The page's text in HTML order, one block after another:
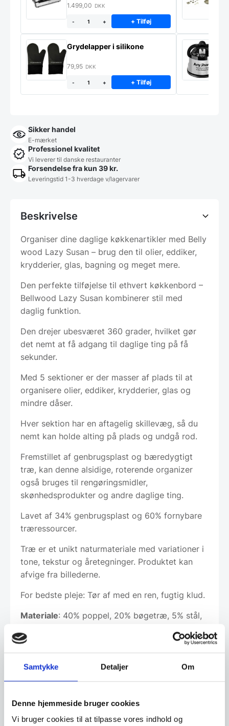
Samtykke Detaljer Om
Denne hjemmeside bruger cookies
Vi bruger cookies til at tilpasse vores indhold og
1.499,00 DKK
- + + Tilføj
Grydelapper i silikone
79,95 DKK
- + + Tilføj
Sikker handel
E-mærket
Professionel kvalitet
Vi leverer til danske restauranter
Forsendelse fra kun 39 kr.
Leveringstid 1-3 hverdage v/lagervarer
Beskrivelse
Organiser dine daglige køkkenartikler med Belly
wood Lazy Susan – brug den til olier, eddiker,
krydderier, glas, bagning og meget mere.
Den perfekte tilføjelse til ethvert køkkenbord –
Bellwood Lazy Susan kombinerer stil med
daglig funktion.
Den drejer ubesværet 360 grader, hvilket gør
det nemt at få adgang til daglige ting på få
sekunder.
Med 5 sektioner er der masser af plads til at
organisere olier, eddiker, krydderier, glas og
mindre dåser.
Hver sektion har en aftagelig skillevæg, så du
nemt kan holde alting på plads og undgå rod.
Fremstillet af genbrugsplast og bæredygtigt
træ, kan denne alsidige, roterende organizer
også bruges til rengøringsmidler,
skønhedsprodukter og andre daglige ting.
Lavet af 34% genbrugsplast og 60% fornybare
træressourcer.
Træ er et unikt naturmateriale med variationer i
tone, tekstur og åretegninger. Produktet kan
afvige fra billederne.
For bedste pleje: Tør af med en ren, fugtig klud.
Materiale: 40% poppel, 20% bøgetræ, 5% stål,